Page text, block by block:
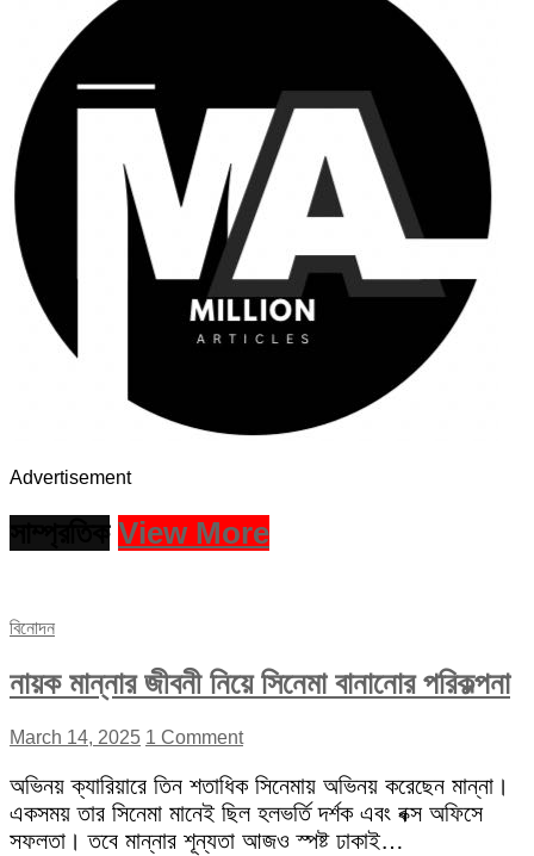
Advertisement
View More
বিনোদন
নায়ক মান্নার জীবনী নিয়ে সিনেমা বানানোর পরিকল্পনা
March 14, 2025 1 Comment
অভিনয় ক্যারিয়ারে তিন শতাধিক সিনেমায় অভিনয় করেছেন মান্না।
একসময় তার সিনেমা মানেই ছিল হলভর্তি দর্শক এবং বক্স অফিসে
সফলতা। তবে মান্নার শূন্যতা আজও স্পষ্ট ঢাকাই…